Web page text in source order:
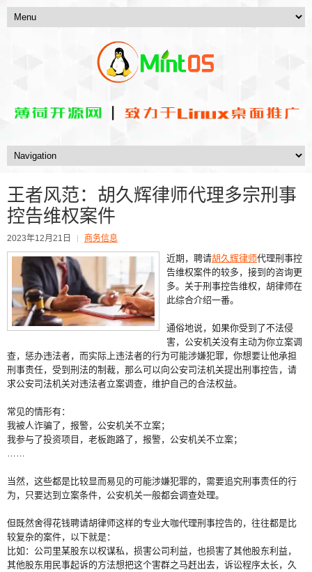
王者风范：胡久辉律师代理多宗刑事
控告维权案件
2023年12月21日 商务信息
近期，聘请胡久辉律师代理刑事控
告维权案件的较多，接到的咨询更
多。关于刑事控告维权，胡律师在
此综合介绍一番。
通俗地说，如果你受到了不法侵
害，公安机关没有主动为你立案调
查，惩办违法者，而实际上违法者的行为可能涉嫌犯罪，你想要让他承担
刑事责任，受到刑法的制裁，那么可以向公安司法机关提出刑事控告，请
求公安司法机关对违法者立案调查，维护自己的合法权益。
常见的情形有：
我被人诈骗了，报警，公安机关不立案；
我参与了投资项目，老板跑路了，报警，公安机关不立案；
当然，这些都是比较显而易见的可能涉嫌犯罪的，需要追究刑事责任的行
为，只要达到立案条件，公安机关一般都会调查处理。
但既然舍得花钱聘请胡律师这样的专业大咖代理刑事控告的，往往都是比
较复杂的案件，以下就是：
比如：公司里某股东以权谋私，损害公司利益，也损害了其他股东利益，
其他股东用民事起诉的方法想把这个害群之马赶出去，诉讼程序太长，久